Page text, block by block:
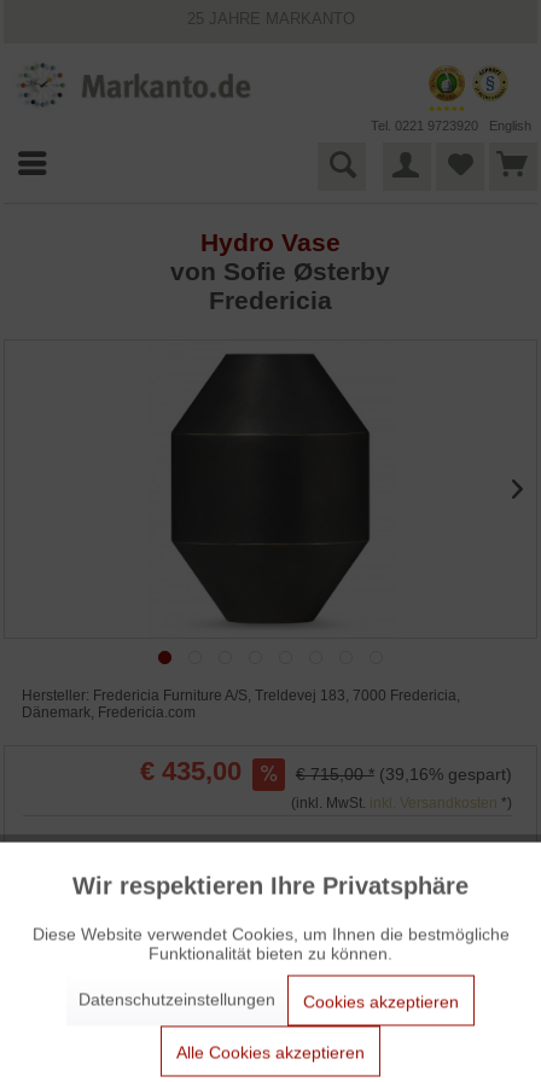
25 JAHRE MARKANTO
VIELFÄLTIGE ZAHLUNGSMÖGLICHKEITEN
BESTPRICE-GARANTIE
Tel. 0221 9723920 English
Hydro Vase
von Sofie Østerby
Fredericia
Hersteller: Fredericia Furniture A/S, Treldevej 183, 7000 Fredericia,
Dänemark, Fredericia.com
€ 435,00 € 715,00 * (39,16% gespart)
(inkl. MwSt. inkl. Versandkosten *)
IN DEN WARENKORB
WUNSCHLISTE ANFRAGEN
3% Skonto bei Vorkasse: € 421,95
Auf Lager und sofort versandbereit.
Funktionale Aktiv
Aktiv
Aktiv
Wir respektieren Ihre Privatsphäre
Diese Website verwendet Cookies, um Ihnen die bestmögliche
Funktionalität bieten zu können.
Datenschutzeinstellungen Cookies akzeptieren
Alle Cookies akzeptieren